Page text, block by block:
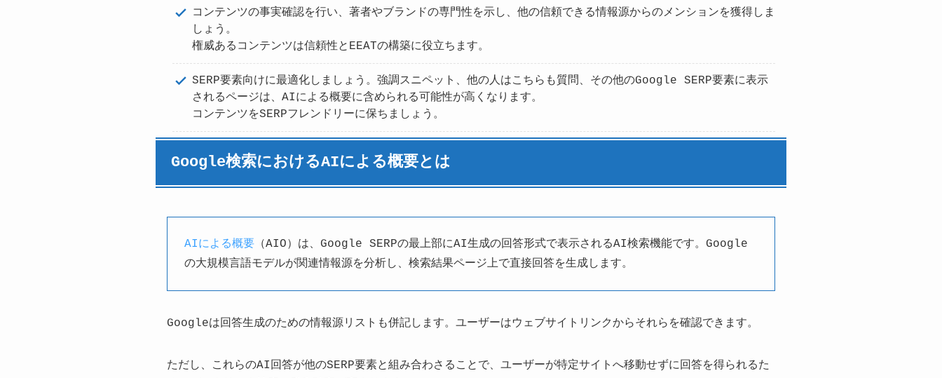
コンテンツの事実確認を行い、著者やブランドの専門性を示し、他の信頼できる情報源からのメンションを獲得しま
しょう。
権威あるコンテンツは信頼性とEEATの構築に役立ちます。
SERP要素向けに最適化しましょう。強調スニペット、他の人はこちらも質問、その他のGoogle SERP要素に表示
されるページは、AIによる概要に含められる可能性が高くなります。
コンテンツをSERPフレンドリーに保ちましょう。
Google検索におけるAIによる概要とは
AIによる概要 （AIO）は、Google SERPの最上部にAI生成の回答形式で表示されるAI検索機能です。Google
の大規模言語モデルが関連情報源を分析し、検索結果ページ上で直接回答を生成します。
Googleは回答生成のための情報源リストも併記します。ユーザーはウェブサイトリンクからそれらを確認できます。
ただし、これらのAI回答が他のSERP要素と組み合わさることで、ユーザーが特定サイトへ移動せずに回答を得られるた